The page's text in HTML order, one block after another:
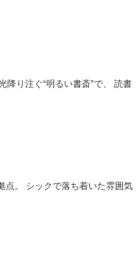
降り注ぐ“明るい書斎”で、 読書
点。 シックで落ち着いた雰囲気